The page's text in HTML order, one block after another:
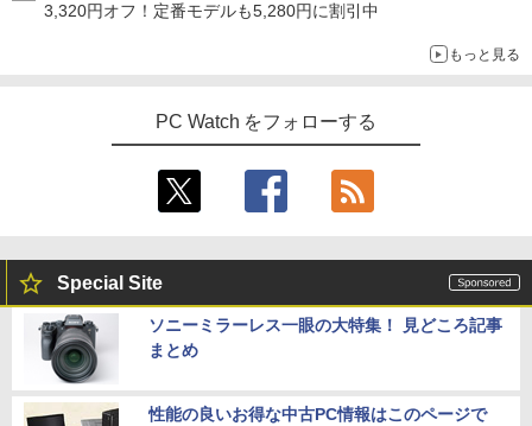
3,320円オフ！定番モデルも5,280円に割引中
もっと見る
PC Watch をフォローする
Special Site
ソニーミラーレス一眼の大特集！ 見どころ記事
まとめ
性能の良いお得な中古PC情報はこのページで